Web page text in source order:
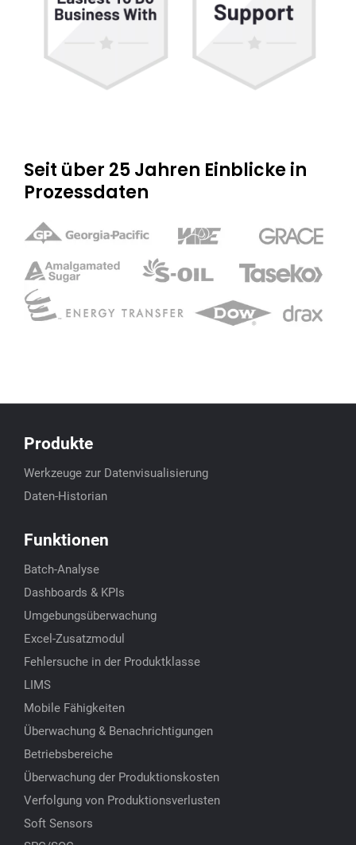
Seit über 25 Jahren Einblicke in
Prozessdaten
Produkte
Werkzeuge zur Datenvisualisierung
Daten-Historian
Funktionen
Batch-Analyse
Dashboards & KPIs
Umgebungsüberwachung
Excel-Zusatzmodul
Fehlersuche in der Produktklasse
LIMS
Mobile Fähigkeiten
Überwachung & Benachrichtigungen
Betriebsbereiche
Überwachung der Produktionskosten
Verfolgung von Produktionsverlusten
Soft Sensors